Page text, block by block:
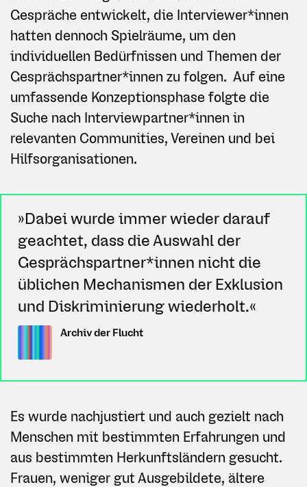
Gespräche entwickelt, die Interviewer*innen
hatten dennoch Spielräume, um den
individuellen Bedürfnissen und Themen der
Gesprächspartner*innen zu folgen. Auf eine
umfassende Konzeptionsphase folgte die
Suche nach Interviewpartner*innen in
relevanten Communities, Vereinen und bei
Hilfsorganisationen.
»Dabei wurde immer wieder darauf
geachtet, dass die Auswahl der
Gesprächspartner*innen nicht die
üblichen Mechanismen der Exklusion
und Diskriminierung wiederholt.«
Archiv der Flucht
Es wurde nachjustiert und auch gezielt nach
Menschen mit bestimmten Erfahrungen und
aus bestimmten Herkunftsländern gesucht.
Frauen, weniger gut Ausgebildete, ältere